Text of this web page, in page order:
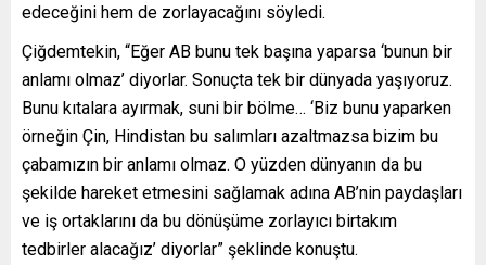
edeceğini hem de zorlayacağını söyledi.
Çiğdemtekin, “Eğer AB bunu tek başına yaparsa ‘bunun bir
anlamı olmaz’ diyorlar. Sonuçta tek bir dünyada yaşıyoruz.
Bunu kıtalara ayırmak, suni bir bölme… ‘Biz bunu yaparken
örneğin Çin, Hindistan bu salımları azaltmazsa bizim bu
çabamızın bir anlamı olmaz. O yüzden dünyanın da bu
şekilde hareket etmesini sağlamak adına AB’nin paydaşları
ve iş ortaklarını da bu dönüşüme zorlayıcı birtakım
tedbirler alacağız’ diyorlar” şeklinde konuştu.